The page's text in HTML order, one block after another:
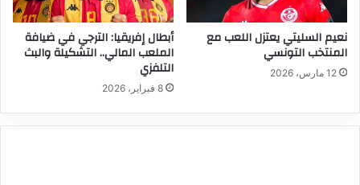
نعيم السليتي يعتزل اللعب مع
المنتخب التونسي
12 مارس، 2026
أبطال إفريقيا: الترجي في ضيافة
الملعب المالي.. التشكيلة والبث
التلفزي
8 فبراير، 2026